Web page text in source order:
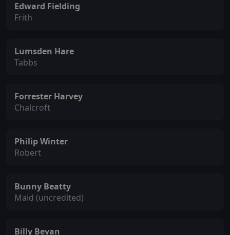
Edward Fielding
Frith
Lumsden Hare
Tabbs
Forrester Harvey
Chalcroft
Philip Winter
Robert
Bunny Beatty
Maid (uncredited)
Billy Bevan